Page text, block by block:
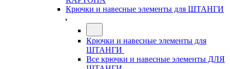
Крючки и навесные элементы для ШТАНГИ
Крючки и навесные элементы для
ШТАНГИ
Все крючки и навесные элементы ДЛЯ